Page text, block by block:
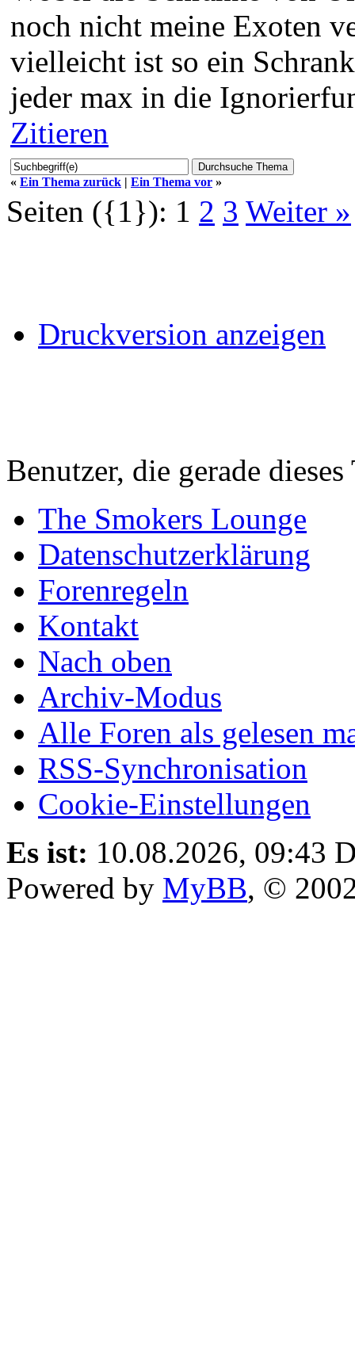
noch nicht meine Exoten
vielleicht ist so ein
jeder max in die
Zitieren
« Ein Thema zurück | Ein Thema vor »
Seiten ({1}): 1 2 3 Weiter »
Druckversion anzeigen
Benutzer, die gerade
The Smokers Lounge
Datenschutzerklärung
Forenregeln
Kontakt
Nach oben
Archiv-Modus
Alle Foren als gelesen
RSS-Synchronisation
Cookie-Einstellungen
Es ist: 10.08.2026, 09:43
Powered by MyBB, ©